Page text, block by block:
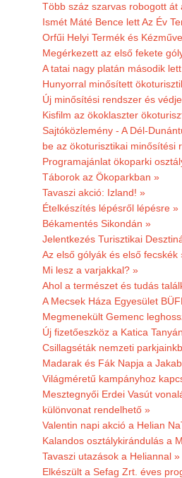
Több száz szarvas robogott át
Ismét Máté Bence lett Az Év
Orfűi Helyi Termék és
Megérkezett az első fekete
A tatai nagy platán második
Hunyorral minősített
Új minősítési rendszer és
Kisfilm az ökoklaszter
Sajtóközlemény - A Dél-
be az ökoturisztikai minősítési
Programajánlat ökoparki
Táborok az Ökoparkban »
Tavaszi akció: Izland! »
Ételkészítés lépésről lépésre »
Békamentés Sikondán »
Jelentkezés Turisztikai
Az első gólyák és első fecskék
Mi lesz a varjakkal? »
Ahol a természet és tudás
A Mecsek Háza Egyesület
Megmenekült Gemenc
Új fizetőeszköz a Katica
Csillagséták nemzeti
Madarak és Fák Napja a
Világméretű kampányhoz
Mesztegnyői Erdei Vasút
különvonat rendelhető »
Valentin napi akció a Helian
Kalandos osztálykirándulás a
Tavaszi utazások a Heliannal »
Elkészült a Sefag Zrt. éves